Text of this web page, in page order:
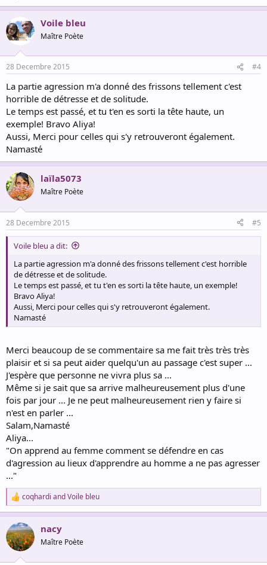
Voile bleu
Maître Poète
28 Decembre 2015 #4
La partie agression m'a donné des frissons tellement c'est
horrible de détresse et de solitude.
Le temps est passé, et tu t'en es sorti la tête haute, un
exemple! Bravo Aliya!
Aussi, Merci pour celles qui s'y retrouveront également.
Namasté
laïla5073
Maître Poète
28 Decembre 2015 #5
Voile bleu a dit:
La partie agression m'a donné des frissons tellement c'est horrible
de détresse et de solitude.
Le temps est passé, et tu t'en es sorti la tête haute, un exemple!
Bravo Aliya!
Aussi, Merci pour celles qui s'y retrouveront également.
Namasté
Merci beaucoup de se commentaire sa me fait très très très
plaisir et si sa peut aider quelqu'un au passage c'est super ...
J'espère que personne ne vivra plus sa ...
Même si je sait que sa arrive malheureusement plus d'une
fois par jour ... Je ne peut malheureusement rien y faire si
n'est en parler ...
Salam,Namasté
Aliya...
"On apprend au femme comment se défendre en cas
d'agression au lieux d'apprendre au homme a ne pas agresser
..."
R
e
a
c
t
i
coqhardi andVoile bleu
nacy
Maître Poète